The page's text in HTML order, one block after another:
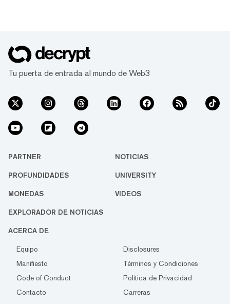
Tu puerta de entrada al mundo de Web3
PARTNER NOTICIAS
PROFUNDIDADES UNIVERSITY
MONEDAS VIDEOS
EXPLORADOR DE NOTICIAS
ACERCA DE
Equipo
Disclosures
Manifiesto
Términos y Condiciones
Code of Conduct
Política de Privacidad
Contacto
Carreras